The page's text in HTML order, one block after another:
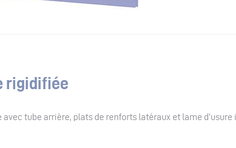
rigidifiée
avec tube arrière, plats de renforts latéraux et lame